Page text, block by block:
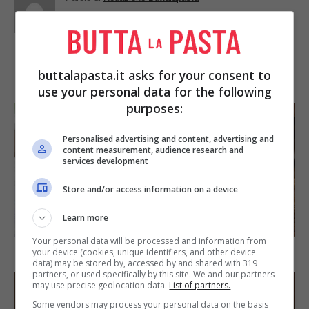
IN PRIMO PIANO
Arista di maiale al latte
buttalapasta.it asks for your consent to
use your personal data for the following
purposes:
Personalised advertising and content, advertising and
content measurement, audience research and
services development
Store and/or access information on a device
Learn more
Your personal data will be processed and information from
your device (cookies, unique identifiers, and other device
data) may be stored by, accessed by and shared with 319
partners, or used specifically by this site. We and our partners
may use precise geolocation data. List of partners.
Some vendors may process your personal data on the basis